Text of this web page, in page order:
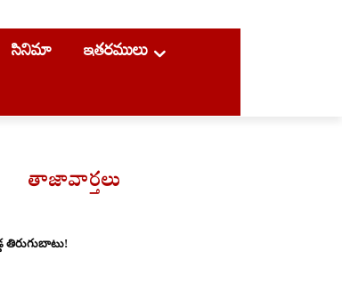
సినిమా ఇతరములు
తాజావార్తలు
తిరుగుబాటు!